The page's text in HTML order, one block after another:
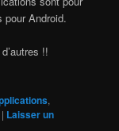
pour Android.
!!
,
| Laisser un